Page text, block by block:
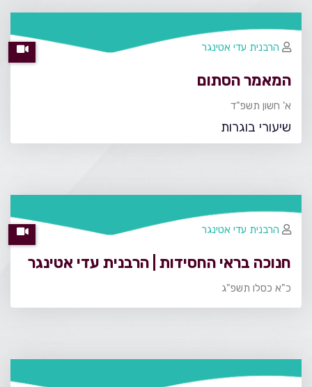
המאמר הסתום
א' חשון תשפ"ד
שיעורי בוגרות
הרבנית עדי אטינגר
חנוכה בראי החסידות | הרבנית עדי אטינגר
כ"א כסלו תשפ"ג
הרבנית עדי אטינגר